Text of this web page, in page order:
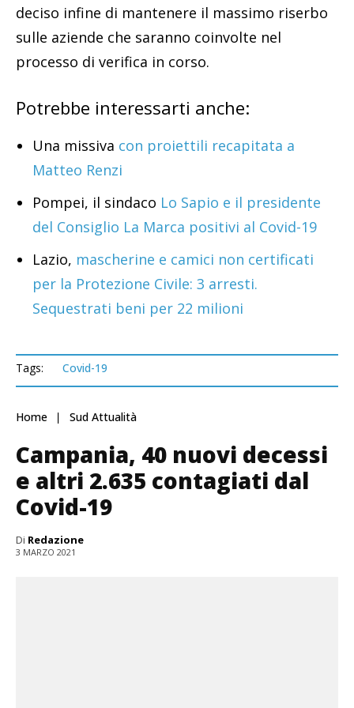
deciso infine di mantenere il massimo riserbo
sulle aziende che saranno coinvolte nel
processo di verifica in corso.
Potrebbe interessarti anche:
Una missiva con proiettili recapitata a
Matteo Renzi
Pompei, il sindaco Lo Sapio e il presidente
del Consiglio La Marca positivi al Covid-19
Lazio, mascherine e camici non certificati
per la Protezione Civile: 3 arresti.
Sequestrati beni per 22 milioni
Tags: Covid-19
Home Sud Attualità
Campania, 40 nuovi decessi
e altri 2.635 contagiati dal
Covid-19
Di Redazione
3 MARZO 2021